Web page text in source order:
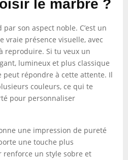
le marbre ?
son aspect noble. C’est un
vraie présence visuelle, avec
reproduire. Si tu veux un
lumineux et plus classique
peut répondre à cette attente. Il
couleurs, ce qui te
pour personnaliser
une impression de pureté
une touche plus
un style sobre et